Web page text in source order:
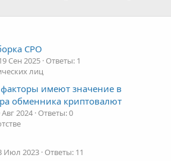
СРО
Сен 2025 Ответы: 1
лиц
имеют значение в
обменника криптовалют
Авг 2024 Ответы: 0
Июл 2023 Ответы: 11